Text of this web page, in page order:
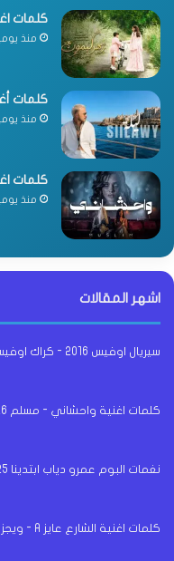
كلمات
منذ
كلمات
منذ
كلمات
منذ
اشهر المقالات
سيريال اوفيس 2016 - كراك اوفيس 2016
كلمات اغنية واحشاني - مسلم 2026
نغمات البوم عمرو دياب ابتدينا 2025
كلمات اغنية الشارع عايز A - ويجز وليجي-سي 2026